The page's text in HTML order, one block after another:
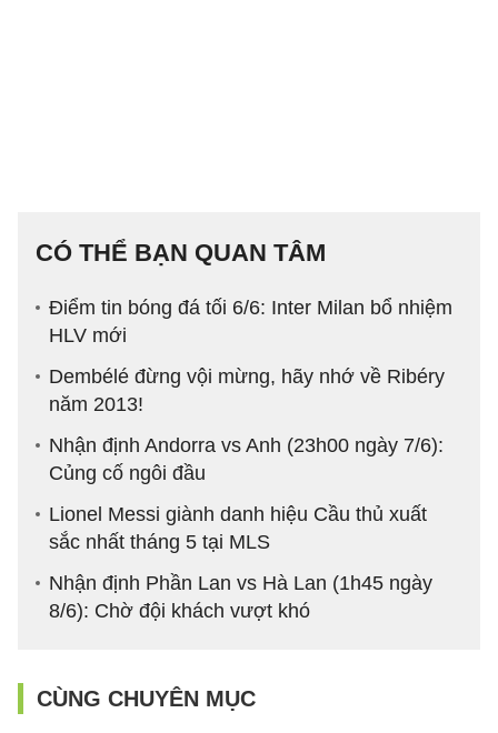
CÓ THỂ BẠN QUAN TÂM
Điểm tin bóng đá tối 6/6: Inter Milan bổ nhiệm
HLV mới
Dembélé đừng vội mừng, hãy nhớ về Ribéry
năm 2013!
Nhận định Andorra vs Anh (23h00 ngày 7/6):
Củng cố ngôi đầu
Lionel Messi giành danh hiệu Cầu thủ xuất
sắc nhất tháng 5 tại MLS
Nhận định Phần Lan vs Hà Lan (1h45 ngày
8/6): Chờ đội khách vượt khó
CÙNG CHUYÊN MỤC